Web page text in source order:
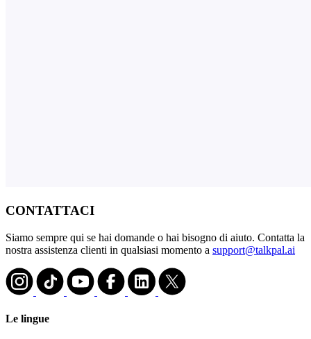
CONTATTACI
Siamo sempre qui se hai domande o hai bisogno di aiuto. Contatta la
nostra assistenza clienti in qualsiasi momento a support@talkpal.ai
Le lingue